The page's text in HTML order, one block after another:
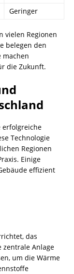
Geringer
vielen Regionen
belegen den
machen
die Zukunft.
erfolgreiche
Technologie
Regionen
Einige
effizient
das
zentrale Anlage
um die Wärme